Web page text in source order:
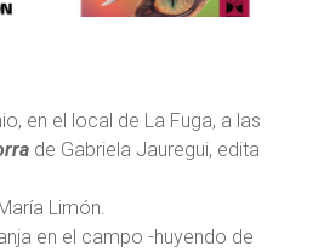
en el local de La Fuga, a las
de Gabriela Jauregui, edita
Limón.
en el campo -huyendo de